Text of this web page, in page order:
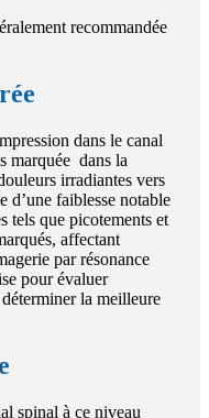
recommandée
dans le canal
marquée dans la
irradiantes vers
d’une faiblesse notable
tels que picotements et
affectant
par résonance
pour évaluer
la meilleure
spinal à ce niveau